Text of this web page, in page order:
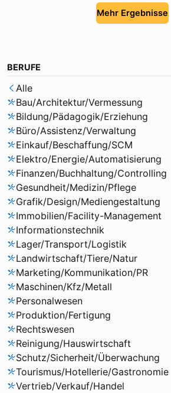
Mehr Ergebnisse
BERUFE
Alle
Bau/Architektur/Vermessung
Bildung/Pädagogik/Erziehung
Büro/Assistenz/Verwaltung
Einkauf/Beschaffung/SCM
Elektro/Energie/Automatisierung
Finanzen/Buchhaltung/Controlling
Gesundheit/Medizin/Pflege
Grafik/Design/Mediengestaltung
Immobilien/Facility-Management
Informationstechnik
Lager/Transport/Logistik
Landwirtschaft/Tiere/Natur
Marketing/Kommunikation/PR
Maschinen/Kfz/Metall
Personalwesen
Produktion/Fertigung
Rechtswesen
Reinigung/Hauswirtschaft
Schutz/Sicherheit/Überwachung
Tourismus/Hotellerie/Gastronomie
Vertrieb/Verkauf/Handel